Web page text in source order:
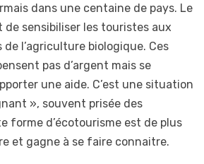
dans une centaine de pays. Le
de sensibiliser les touristes aux
l’agriculture biologique. Ces
pas d’argent mais se
une aide. C’est une situation
», souvent prisée des
forme d’écotourisme est de plus
et gagne à se faire connaitre.